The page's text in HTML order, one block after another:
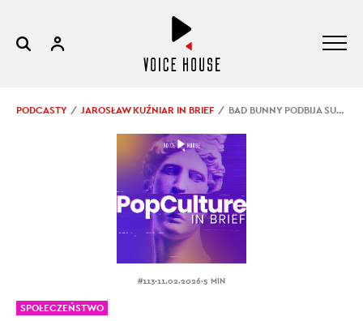
PODCASTY JAROSŁAW KUŹNIAR IN BRIEF BAD BUNNY PODBIJA SUPER BOWL
#113.11.02.2026.5 MIN
SPOŁECZEŃSTWO